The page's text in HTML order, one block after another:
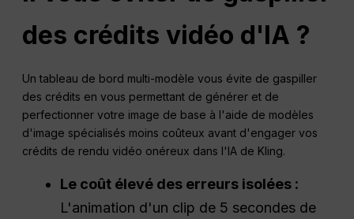
des crédits vidéo d'IA ?
Un tableau de bord multi-modèle vous évite de gaspiller
des crédits en vous permettant de générer et de
perfectionner votre image de base à l'aide de modèles
d'image spécialisés moins coûteux avant d'engager vos
crédits de rendu vidéo onéreux dans l'IA de Kling.
Le coût élevé des erreurs isolées :
L'animation d'un clip de 5 secondes de